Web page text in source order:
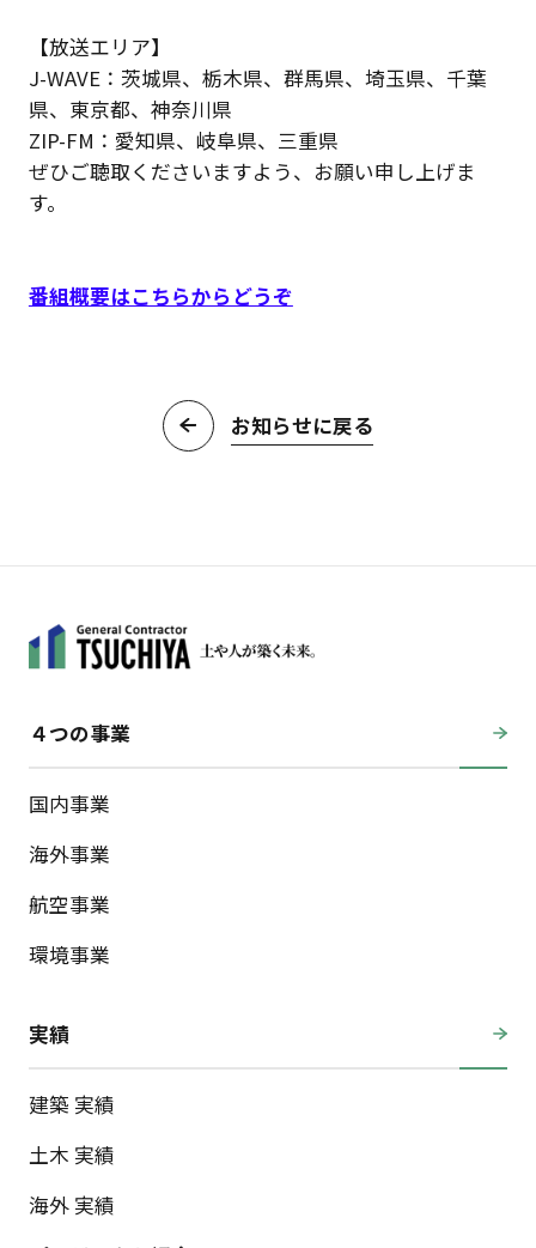
【放送エリア】
J-WAVE：茨城県、栃木県、群馬県、埼玉県、千葉
県、東京都、神奈川県
ZIP-FM：愛知県、岐阜県、三重県
ぜひご聴取くださいますよう、お願い申し上げま
す。
番組概要はこちらからどうぞ
お知らせに戻る
４つの事業
国内事業
海外事業
航空事業
環境事業
実績
建築 実績
土木 実績
海外 実績